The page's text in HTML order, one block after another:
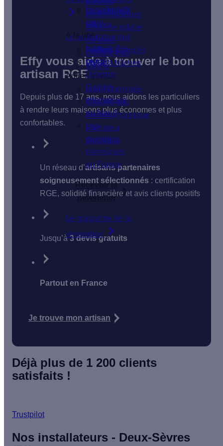
Isolation du
sol
Isolation des
fenêtres
VMC
Chaudière à
bûches
Le poêle
Poêle à granulés
Poêle à bûches
Autres travaux
Insert cheminée
Chauffe-eau
thermodynamique
Radiateur
électrique
photovoltaïques
Système solaire
combiné
Chauffe-eau
solaire
Ils parlent de
nous
À la une
Hausse des
prix de
l'énergie
Quelles
alternatives
au fioul ?
Les
passoires
thermiques
en France
Recevoir la
newsletter
Le magazine de la
rénovation
Effy vous aide à trouver le bon
artisan RGE
Depuis plus de 17 ans, nous aidons les particuliers
à rendre leurs maisons plus économes et plus
confortables.
Un réseau d’artisans partenaires
soigneusement sélectionnés : certification
RGE, solidité financière et avis clients positifs
Jusqu’à3 devis gratuits
Partout en France
Je trouve mon artisan
Déjà plus de 1 200 clients
satisfaits !
Trustpilot
Nos installateurs - Deux-Sèvres